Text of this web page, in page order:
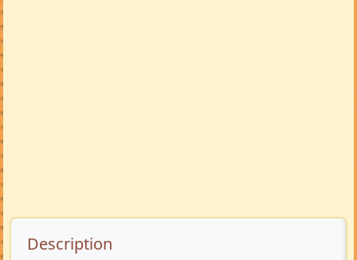
Description de l’annonce
Description